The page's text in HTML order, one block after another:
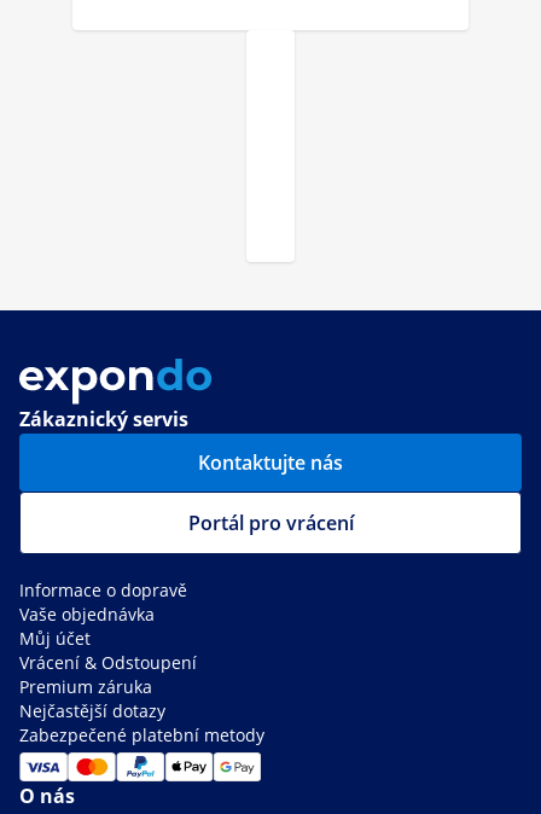
Zákaznický servis
Kontaktujte nás
Portál pro vrácení
Informace o dopravě
Vaše objednávka
Můj účet
Vrácení & Odstoupení
Premium záruka
Nejčastější dotazy
Zabezpečené platební metody
O nás